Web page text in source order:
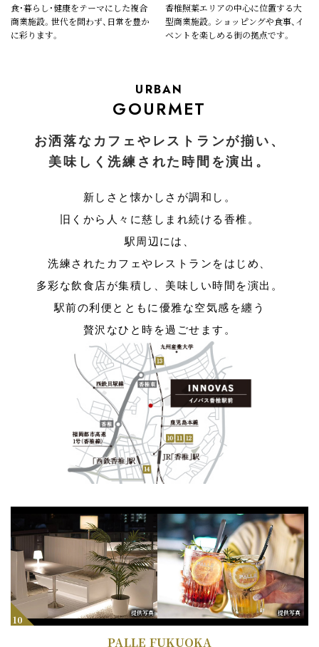
食・暮らし・健康をテーマにした複合
商業施設。世代を問わず、日常を豊か
に彩ります。
香椎照葉エリアの中心に位置する大
型商業施設。ショッピングや食事、イ
ベントを楽しめる街の拠点です。
URBAN
GOURMET
お洒落なカフェやレストランが揃い、
美味しく洗練された時間を演出。
新しさと懐かしさが調和し。
旧くから人々に慈しまれ続ける香椎。
駅周辺には、
洗練されたカフェやレストランをはじめ、
多彩な飲食店が集積し、美味しい時間を演出。
駅前の利便とともに優雅な空気感を纏う
贅沢なひと時を過ごせます。
提供写真 提供写真
10
PALLE FUKUOKA